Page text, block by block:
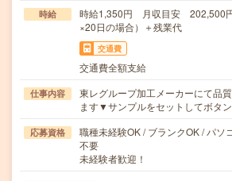
時給
時給1,350円 月収目安 202,500
×20日の場合）＋残業代
交通費
交通費全額支給
仕事内容
東レグループ加工メーカーにて品
ます▼サンプルをセットしてボタ
応募資格
職種未経験OK / ブランクOK / パソ
不要
未経験者歓迎！